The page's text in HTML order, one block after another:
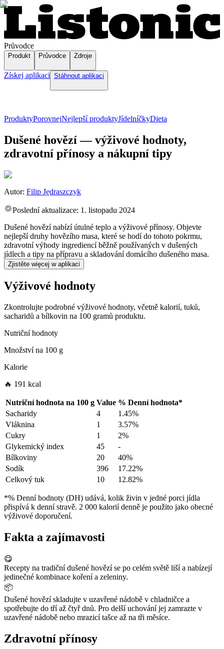
Průvodce
Produkt Průvodce Zdroje
Získej aplikaci Stáhnout aplikaci
ProduktyPorovnejNejlepší produktyJídelníčkyDieta
Dušené hovězí — výživové hodnoty,
zdravotní přínosy a nákupní tipy
Autor: Filip Jędraszczyk
Poslední aktualizace: 1. listopadu 2024
Dušené hovězí nabízí útulné teplo a výživové přínosy. Objevte
nejlepší druhy hovězího masa, které se hodí do tohoto pokrmu,
zdravotní výhody ingrediencí běžně používaných v dušených
jídlech a tipy na přípravu a skladování domácího dušeného masa.
Zjistěte więcej w aplikaci
Výživové hodnoty
Zkontrolujte podrobné výživové hodnoty, včetně kalorií, tuků,
sacharidů a bílkovin na 100 gramů produktu.
Nutriční hodnoty
Množství na 100 g
Kalorie
🔥 191 kcal
Nutriční hodnota na 100 g Value % Denní hodnota*
Sacharidy
4
1.45%
Vláknina
1
3.57%
Cukry
1
2%
Glykemický index
45
-
Bílkoviny
20
40%
Sodík
396
17.22%
Celkový tuk
10 12.82%
*% Denní hodnoty (DH) udává, kolik živin v jedné porci jídla
přispívá k denní stravě. 2 000 kalorií denně je použito jako obecné
výživové doporučení.
Fakta a zajímavosti
😋
Recepty na tradiční dušené hovězí se po celém světě liší a nabízejí
jedinečné kombinace koření a zeleniny.
📦
Dušené hovězí skladujte v uzavřené nádobě v chladničce a
spotřebujte do tří až čtyř dnů. Pro delší uchování jej zamrazte v
uzavřené nádobě nebo mrazicí tašce až na tři měsíce.
Zdravotní přínosy